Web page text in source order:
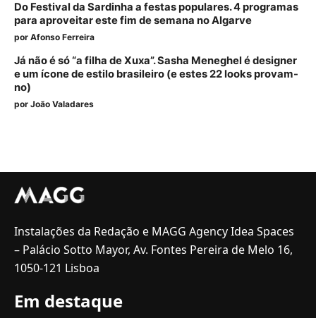
Do Festival da Sardinha a festas populares. 4 programas
para aproveitar este fim de semana no Algarve
por Afonso Ferreira
Já não é só “a filha de Xuxa”. Sasha Meneghel é designer
e um ícone de estilo brasileiro (e estes 22 looks provam-
no)
por João Valadares
Instalações da Redação e MAGG Agency Idea Spaces
– Palácio Sotto Mayor, Av. Fontes Pereira de Melo 16,
1050-121 Lisboa
Em destaque